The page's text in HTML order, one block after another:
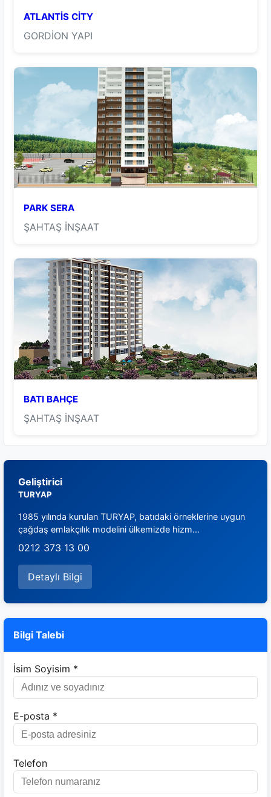
ATLANTİS CİTY
GORDİON YAPI
PARK SERA
ŞAHTAŞ İNŞAAT
BATI BAHÇE
ŞAHTAŞ İNŞAAT
Geliştirici
TURYAP
1985 yılında kurulan TURYAP, batıdaki örneklerine uygun
çağdaş emlakçılık modelini ülkemizde hizm...
0212 373 13 00
Detaylı Bilgi
Bilgi Talebi
İsim Soyisim *
E-posta *
Telefon